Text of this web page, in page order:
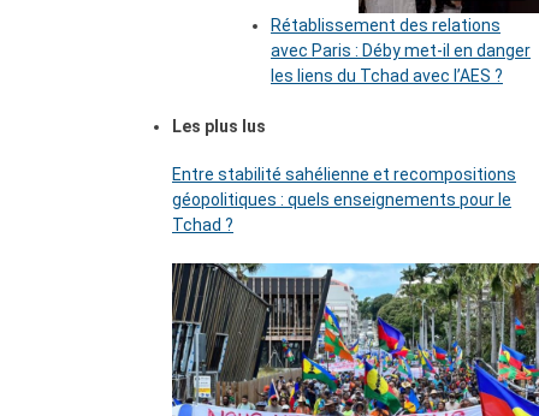
Rétablissement des relations
avec Paris : Déby met-il en danger
les liens du Tchad avec l’AES ?
Les plus lus
Entre stabilité sahélienne et recompositions
géopolitiques : quels enseignements pour le
Tchad ?